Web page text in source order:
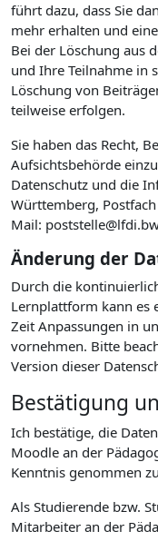
führt dazu, dass Sie
mehr erhalten und
Bei der Löschung aus
und Ihre Teilnahme in
Löschung von
teilweise erfolgen.
Sie haben das Recht,
Aufsichtsbehörde
Datenschutz und die
Württemberg,
Mail:
Änderung der
Durch die
Lernplattform kann es
Zeit Anpassungen in
vornehmen. Bitte
Version dieser
Bestätigung
Ich bestätige, die
Moodle an der
Kenntnis genommen
Als Studierende bzw.
Mitarbeiter an der